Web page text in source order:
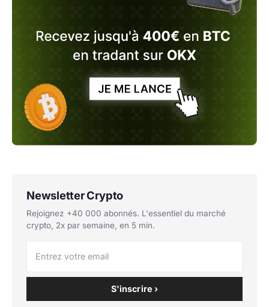
Newsletter Crypto
Rejoignez +40 000 abonnés. L'essentiel du marché
crypto, 2x par semaine, en 5 min.
S'inscrire ›